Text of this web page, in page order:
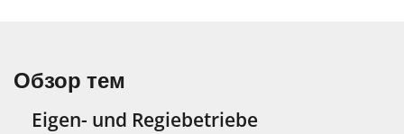
Обзор тем
Eigen- und Regiebetriebe